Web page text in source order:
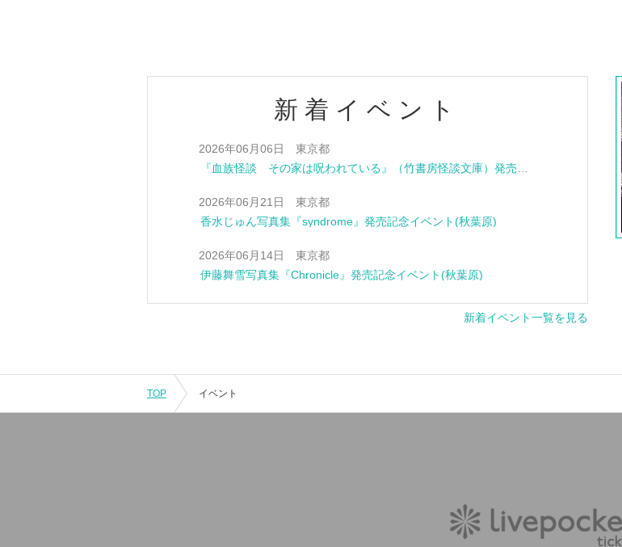
新着イベント
2026年06月06日 東京都
2026年06月21日 東京都
香水じゅん写真集『syndrome』発売記念イベント(秋葉原)
2026年06月14日 東京都
伊藤舞雪写真集『Chronicle』発売記念イベント(秋葉原)
新着イベント一覧を見る
TOP イベント